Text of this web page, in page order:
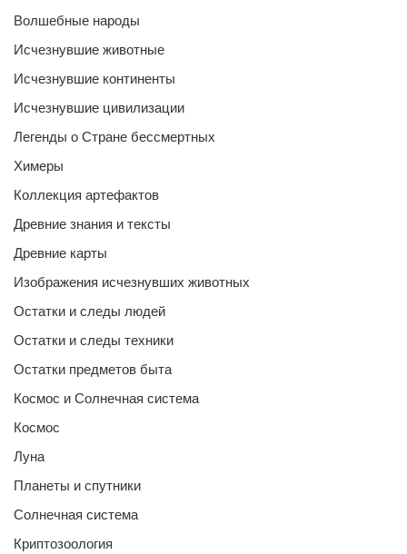
Волшебные народы
Исчезнувшие животные
Исчезнувшие континенты
Исчезнувшие цивилизации
Легенды о Стране бессмертных
Химеры
Коллекция артефактов
Древние знания и тексты
Древние карты
Изображения исчезнувших животных
Остатки и следы людей
Остатки и следы техники
Остатки предметов быта
Космос и Солнечная система
Космос
Луна
Планеты и спутники
Солнечная система
Криптозоология